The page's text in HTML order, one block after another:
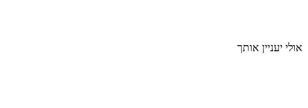
אולי יעניין אותך